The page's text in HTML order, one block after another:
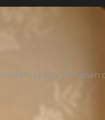
Laat u verrassen